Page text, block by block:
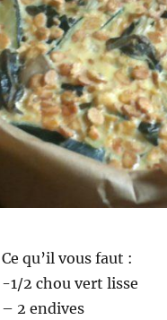
Ce qu’il vous faut :
-1/2 chou vert lisse
– 2 endives